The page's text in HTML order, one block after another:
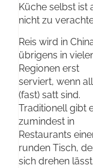
Küche selbst ist
nicht zu
Reis wird in
übrigens in
Regionen erst
serviert, wenn
(fast) satt sind.
Traditionell gibt
zumindest in
Restaurants
runden Tisch,
sich drehen